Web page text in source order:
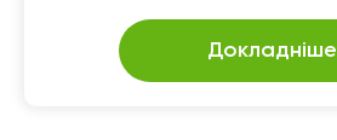
Докладніше